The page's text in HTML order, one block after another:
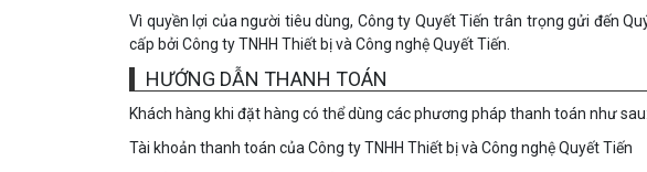
Vì quyền lợi của người tiêu dùng, Công ty Quyết Tiến trân trọng gửi đến
cấp bởi Công ty TNHH Thiết bị và Công nghệ Quyết Tiến.
HƯỚNG DẪN THANH TOÁN
Khách hàng khi đặt hàng có thể dùng các phương pháp thanh toán như sau:
Tài khoản thanh toán của Công ty TNHH Thiết bị và Công nghệ Quyết Tiến